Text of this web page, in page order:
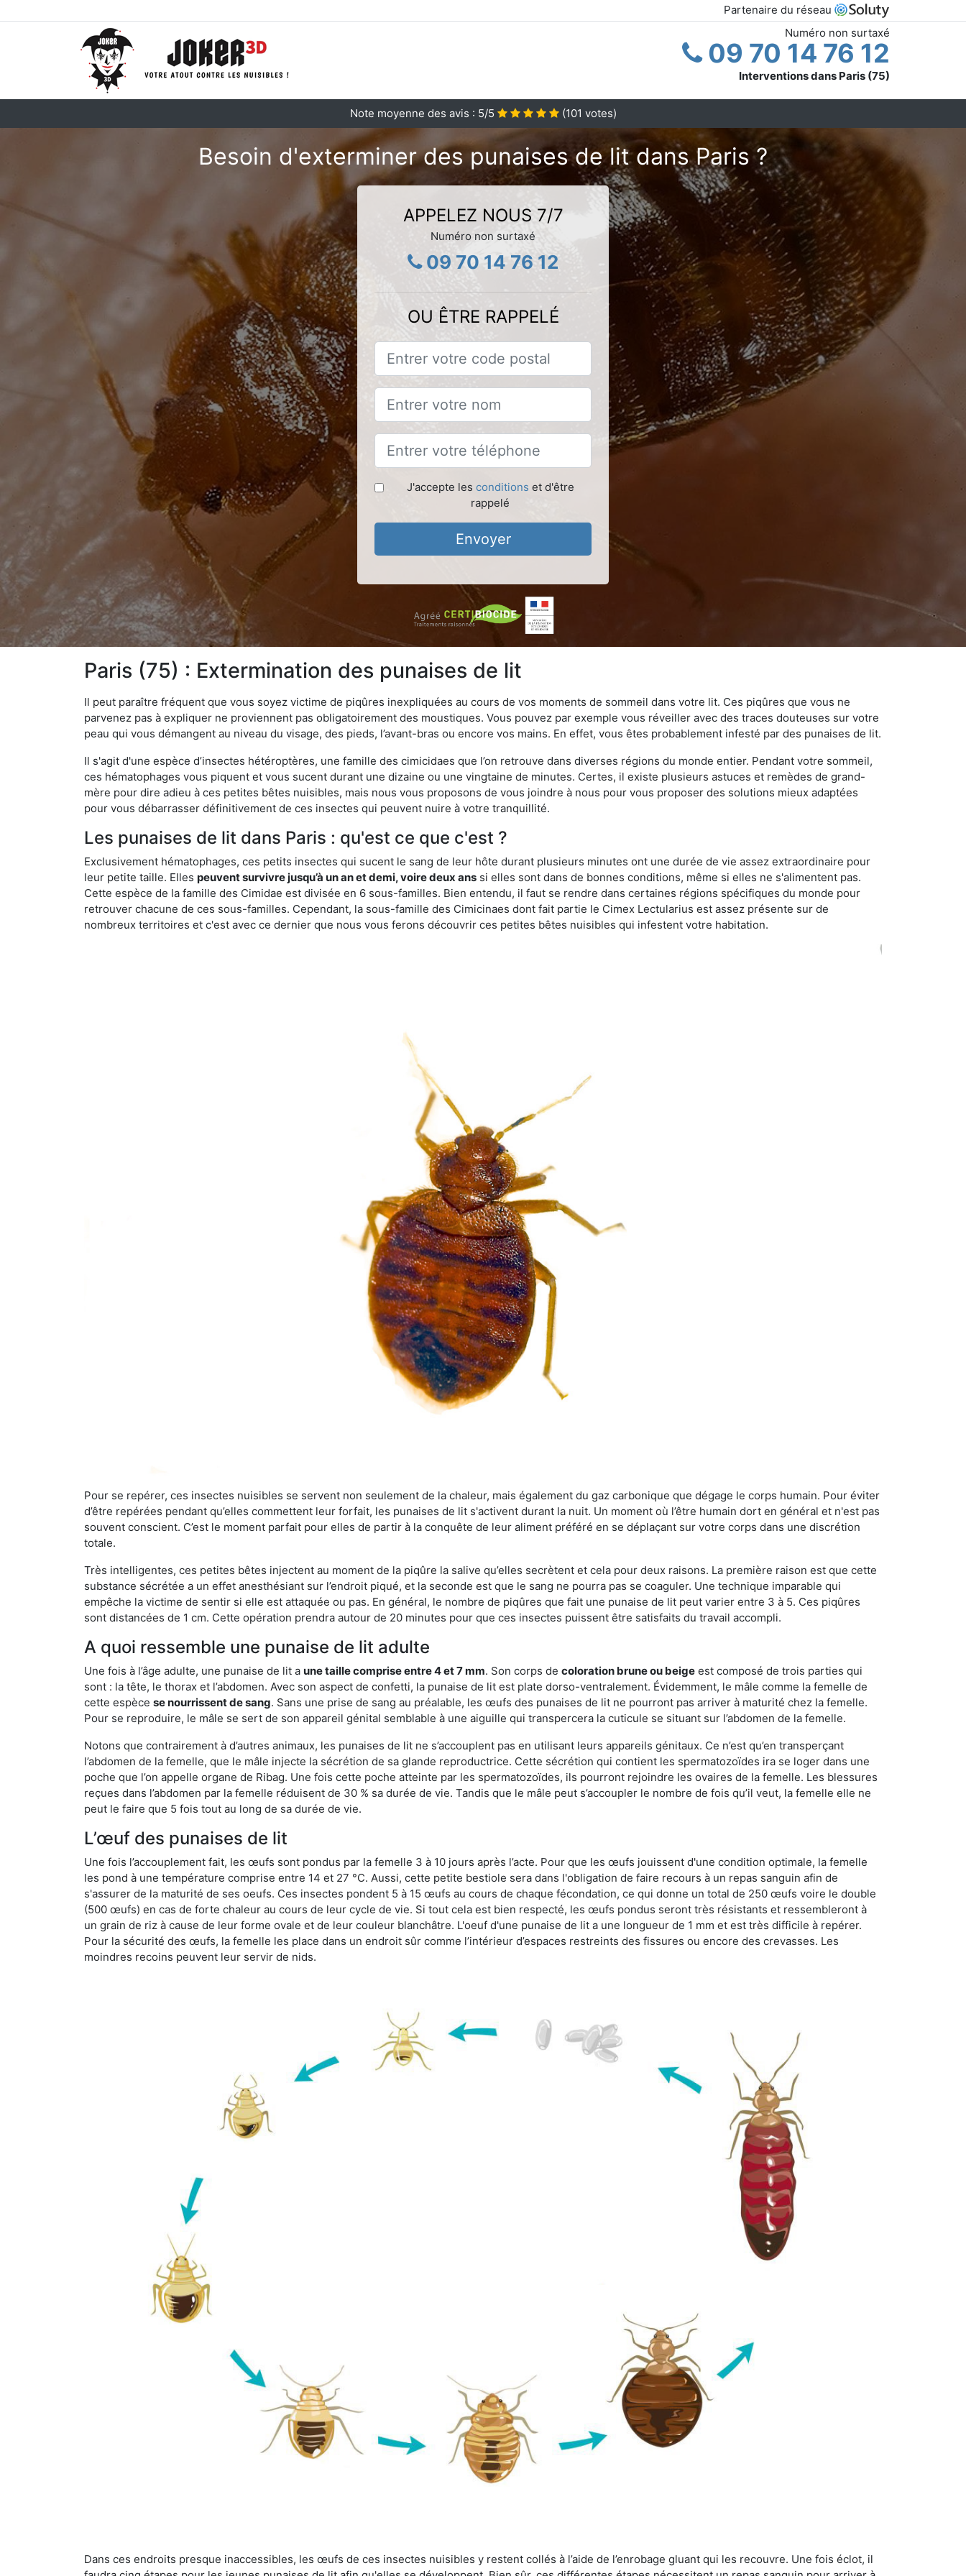
Partenaire du réseau
Numéro non surtaxé
09 70 14 76 12
Interventions dans Paris (75)
Note moyenne des avis : 5/5 (101 votes)
Besoin d'exterminer des punaises de lit dans Paris ?
APPELEZ NOUS 7/7
Numéro non surtaxé
09 70 14 76 12
OU ÊTRE RAPPELÉ
J'accepte les conditions et d'être
rappelé
Envoyer
Paris (75) : Extermination des punaises de lit
Il peut paraître fréquent que vous soyez victime de piqûres inexpliquées au cours de vos moments de sommeil dans votre lit. Ces piqûres que vous ne
parvenez pas à expliquer ne proviennent pas obligatoirement des moustiques. Vous pouvez par exemple vous réveiller avec des traces douteuses sur votre
peau qui vous démangent au niveau du visage, des pieds, l’avant-bras ou encore vos mains. En effet, vous êtes probablement infesté par des punaises de lit.
Il s'agit d'une espèce d’insectes hétéroptères, une famille des cimicidaes que l’on retrouve dans diverses régions du monde entier. Pendant votre sommeil,
ces hématophages vous piquent et vous sucent durant une dizaine ou une vingtaine de minutes. Certes, il existe plusieurs astuces et remèdes de grand-
mère pour dire adieu à ces petites bêtes nuisibles, mais nous vous proposons de vous joindre à nous pour vous proposer des solutions mieux adaptées
pour vous débarrasser définitivement de ces insectes qui peuvent nuire à votre tranquillité.
Les punaises de lit dans Paris : qu'est ce que c'est ?
Exclusivement hématophages, ces petits insectes qui sucent le sang de leur hôte durant plusieurs minutes ont une durée de vie assez extraordinaire pour
leur petite taille. Elles peuvent survivre jusqu’à un an et demi, voire deux ans si elles sont dans de bonnes conditions, même si elles ne s'alimentent pas.
Cette espèce de la famille des Cimidae est divisée en 6 sous-familles. Bien entendu, il faut se rendre dans certaines régions spécifiques du monde pour
retrouver chacune de ces sous-familles. Cependant, la sous-famille des Cimicinaes dont fait partie le Cimex Lectularius est assez présente sur de
nombreux territoires et c'est avec ce dernier que nous vous ferons découvrir ces petites bêtes nuisibles qui infestent votre habitation.
Pour se repérer, ces insectes nuisibles se servent non seulement de la chaleur, mais également du gaz carbonique que dégage le corps humain. Pour éviter
d’être repérées pendant qu’elles commettent leur forfait, les punaises de lit s'activent durant la nuit. Un moment où l’être humain dort en général et n'est pas
souvent conscient. C’est le moment parfait pour elles de partir à la conquête de leur aliment préféré en se déplaçant sur votre corps dans une discrétion
totale.
Très intelligentes, ces petites bêtes injectent au moment de la piqûre la salive qu’elles secrètent et cela pour deux raisons. La première raison est que cette
substance sécrétée a un effet anesthésiant sur l’endroit piqué, et la seconde est que le sang ne pourra pas se coaguler. Une technique imparable qui
empêche la victime de sentir si elle est attaquée ou pas. En général, le nombre de piqûres que fait une punaise de lit peut varier entre 3 à 5. Ces piqûres
sont distancées de 1 cm. Cette opération prendra autour de 20 minutes pour que ces insectes puissent être satisfaits du travail accompli.
A quoi ressemble une punaise de lit adulte
Une fois à l’âge adulte, une punaise de lit a une taille comprise entre 4 et 7 mm. Son corps de coloration brune ou beige est composé de trois parties qui
sont : la tête, le thorax et l’abdomen. Avec son aspect de confetti, la punaise de lit est plate dorso-ventralement. Évidemment, le mâle comme la femelle de
cette espèce se nourrissent de sang. Sans une prise de sang au préalable, les œufs des punaises de lit ne pourront pas arriver à maturité chez la femelle.
Pour se reproduire, le mâle se sert de son appareil génital semblable à une aiguille qui transpercera la cuticule se situant sur l’abdomen de la femelle.
Notons que contrairement à d’autres animaux, les punaises de lit ne s’accouplent pas en utilisant leurs appareils génitaux. Ce n’est qu’en transperçant
l’abdomen de la femelle, que le mâle injecte la sécrétion de sa glande reproductrice. Cette sécrétion qui contient les spermatozoïdes ira se loger dans une
poche que l’on appelle organe de Ribag. Une fois cette poche atteinte par les spermatozoïdes, ils pourront rejoindre les ovaires de la femelle. Les blessures
reçues dans l’abdomen par la femelle réduisent de 30 % sa durée de vie. Tandis que le mâle peut s’accoupler le nombre de fois qu’il veut, la femelle elle ne
peut le faire que 5 fois tout au long de sa durée de vie.
L’œuf des punaises de lit
Une fois l’accouplement fait, les œufs sont pondus par la femelle 3 à 10 jours après l’acte. Pour que les œufs jouissent d'une condition optimale, la femelle
les pond à une température comprise entre 14 et 27 °C. Aussi, cette petite bestiole sera dans l'obligation de faire recours à un repas sanguin afin de
s'assurer de la maturité de ses oeufs. Ces insectes pondent 5 à 15 œufs au cours de chaque fécondation, ce qui donne un total de 250 œufs voire le double
(500 œufs) en cas de forte chaleur au cours de leur cycle de vie. Si tout cela est bien respecté, les œufs pondus seront très résistants et ressembleront à
un grain de riz à cause de leur forme ovale et de leur couleur blanchâtre. L'oeuf d'une punaise de lit a une longueur de 1 mm et est très difficile à repérer.
Pour la sécurité des œufs, la femelle les place dans un endroit sûr comme l’intérieur d’espaces restreints des fissures ou encore des crevasses. Les
moindres recoins peuvent leur servir de nids.
Dans ces endroits presque inaccessibles, les œufs de ces insectes nuisibles y restent collés à l’aide de l’enrobage gluant qui les recouvre. Une fois éclot, il